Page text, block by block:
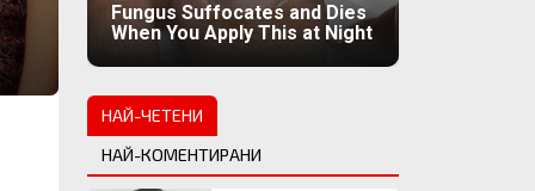
Fungus Suffocates and Dies
When You Apply This at Night
НАЙ-ЧЕТЕНИ
НАЙ-КОМЕНТИРАНИ